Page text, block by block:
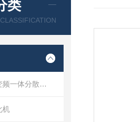
类
可升降移动式变频一体分散乳化机
机